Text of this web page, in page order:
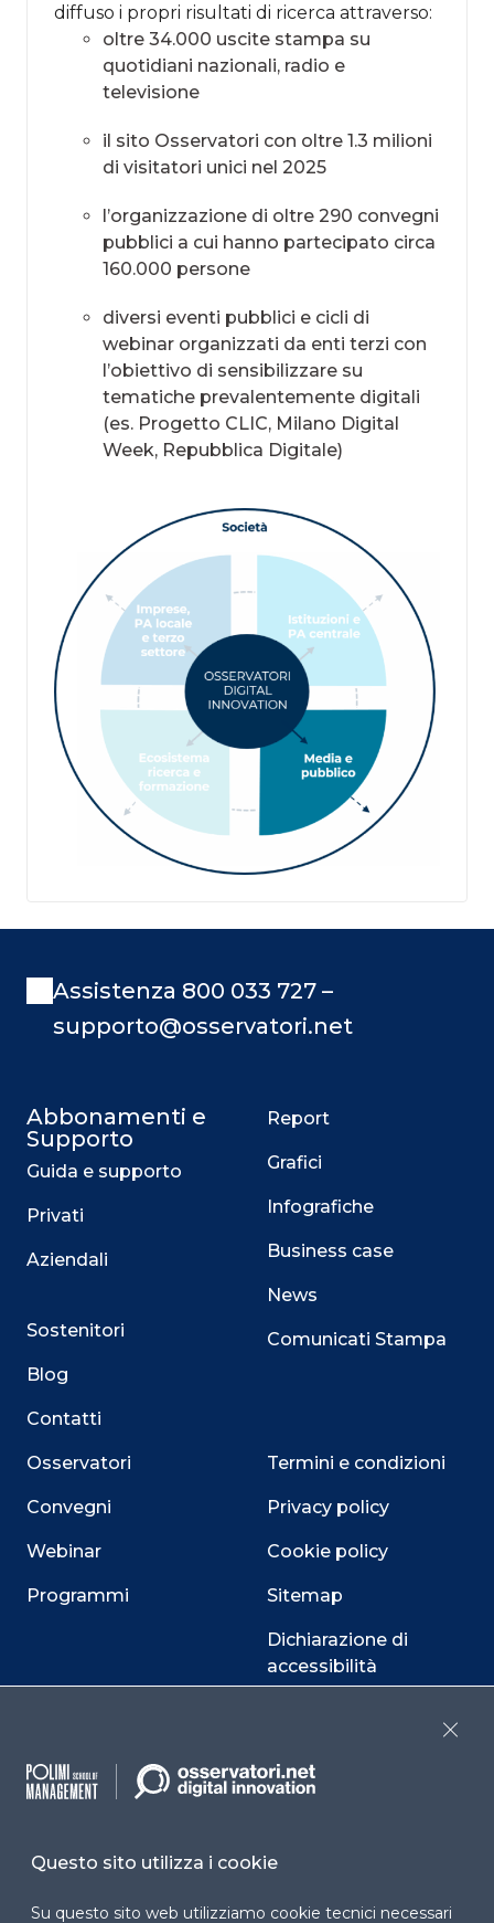
diffuso i propri risultati di ricerca attraverso:​
oltre 34.000 uscite stampa su
quotidiani nazionali, radio e
televisione ​
il sito Osservatori con oltre 1.3 milioni
di visitatori unici nel 2025​
l’organizzazione di oltre 290 convegni
pubblici a cui hanno partecipato circa
160.000 persone​
diversi eventi pubblici e cicli di
webinar organizzati da enti terzi con
l’obiettivo di sensibilizzare su
tematiche prevalentemente digitali
(es. Progetto CLIC, Milano Digital
Week, Repubblica Digitale)​
Assistenza 800 033 727 –
supporto@osservatori.net
Abbonamenti e
Supporto
Guida e supporto
Privati
Aziendali
Sostenitori
Blog
Contatti
Osservatori
Convegni
Webinar
Programmi
Report
Grafici
Infografiche
Business case
News
Comunicati Stampa
Termini e condizioni
Privacy policy
Cookie policy
Sitemap
Dichiarazione di
accessibilità
YouTube X
Questo sito utilizza i cookie
Su questo sito web utilizziamo cookie tecnici necessari